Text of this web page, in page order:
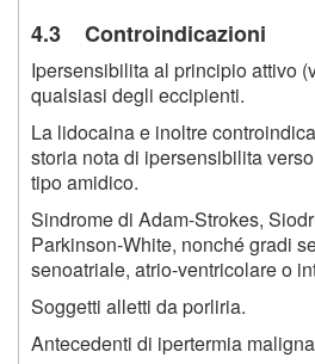
4.3 Controindicazioni
Ipersensibilita al principio attivo
qualsiasi degli eccipienti.
La lidocaina e inoltre
storia nota di ipersensibilita
tipo amidico.
Sindrome di Adam-Strokes,
Parkinson-White, nonché gradi
senoatriale, atrio-ventricolare o
Soggetti alletti da porliria.
Antecedenti di ipertermia